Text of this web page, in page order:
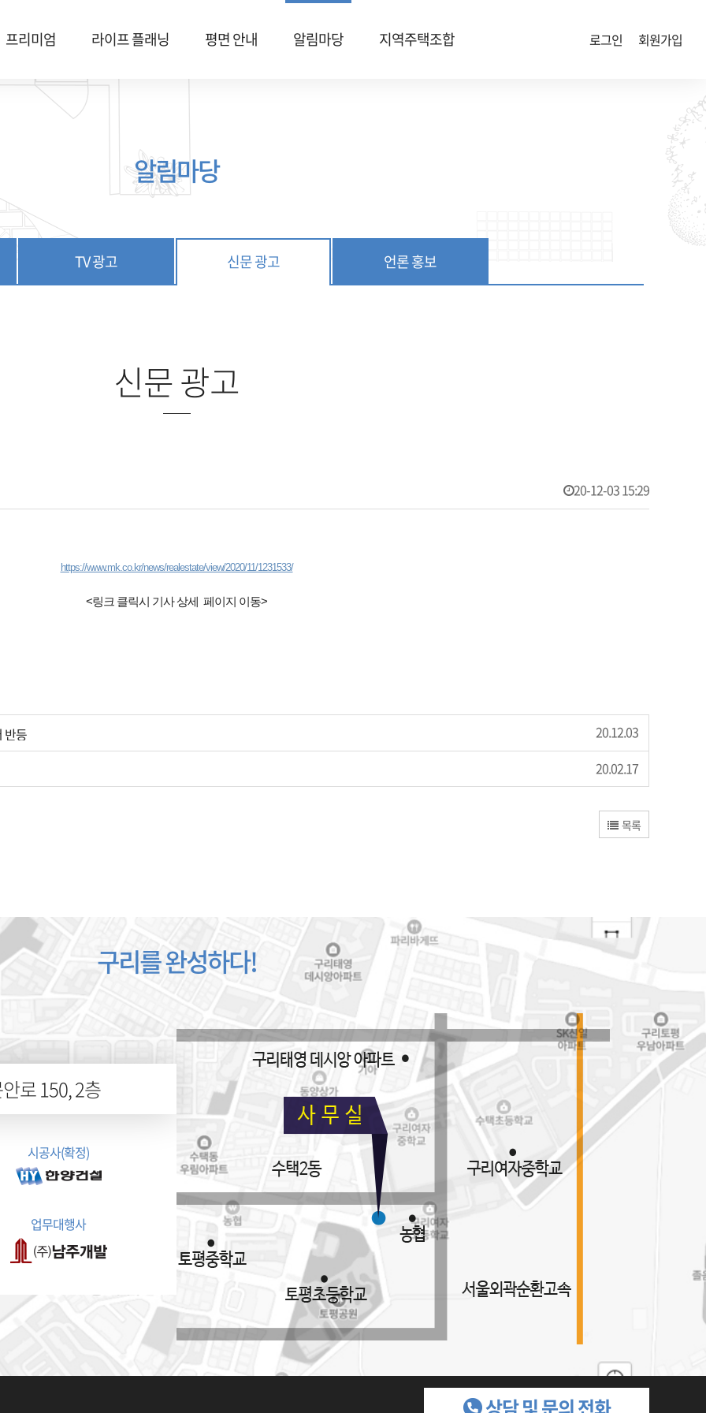
프리미엄 라이프 플래닝 평면 안내 알림마당 지역주택조합 로그인 회원가입
알림마당
TV 광고 신문 광고 언론 홍보
신문 광고
20-12-03 15:29
https://www.mk.co.kr/news/realestate/view/2020/11/1231533/
<링크 클릭시 기사 상세  페이지 이동>
반등
20.12.03
20.02.17
목록
구리를 완성하다!
로 150, 2층
시공사(확정)
업무대행사